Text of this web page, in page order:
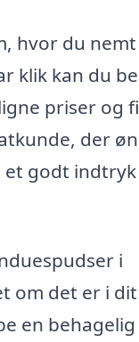
hvor du nemt
klik kan du
priser og
der
et godt
i
om det er i
en behagelig